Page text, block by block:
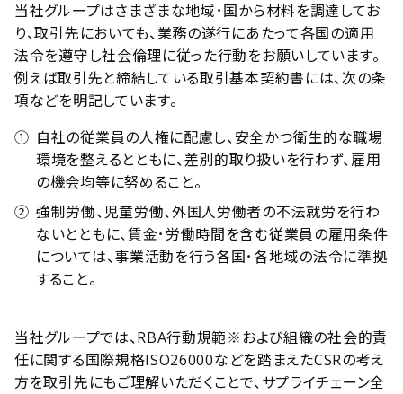
当社グループはさまざまな地域･国から材料を調達してお
り、取引先においても、業務の遂行にあたって各国の適用
法令を遵守し社会倫理に従った行動をお願いしています。
例えば取引先と締結している取引基本契約書には、次の条
項などを明記しています。
① 自社の従業員の人権に配慮し、安全かつ衛生的な職場
環境を整えるとともに、差別的取り扱いを行わず、雇用
の機会均等に努めること。
② 強制労働、児童労働、外国人労働者の不法就労を行わ
ないとともに、賃金･労働時間を含む従業員の雇用条件
については、事業活動を行う各国･各地域の法令に準拠
すること。
当社グループでは、RBA行動規範※および組織の社会的責
任に関する国際規格ISO26000などを踏まえたCSRの考え
方を取引先にもご理解いただくことで、サプライチェーン全